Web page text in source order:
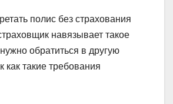
полис без страхования
навязывает такое
обратиться в другую
как такие требования